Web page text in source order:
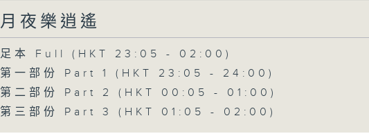
月夜樂逍遙
足本 Full (HKT 23:05 - 02:00)
第一部份 Part 1 (HKT 23:05 - 24:00)
第二部份 Part 2 (HKT 00:05 - 01:00)
第三部份 Part 3 (HKT 01:05 - 02:00)